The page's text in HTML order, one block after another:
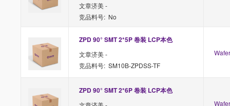
文章济美 -
竞品料号: No
ZPD 90° SMT 2*5P 卷装 LCP本色
文章济美 -
竞品料号: SM10B-ZPDSS-TF
ZPD 90° SMT 2*6P 卷装 LCP本色